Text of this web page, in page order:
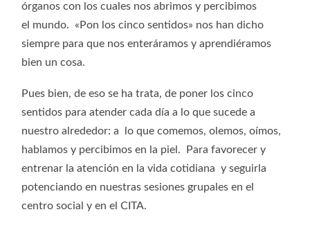
órganos con los cuales nos abrimos y percibimos
el mundo. «Pon los cinco sentidos» nos han dicho
siempre para que nos enteráramos y aprendiéramos
bien un cosa.
Pues bien, de eso se ha trata, de poner los cinco
sentidos para atender cada día a lo que sucede a
nuestro alrededor: a lo que comemos, olemos, oímos,
hablamos y percibimos en la piel. Para favorecer y
entrenar la atención en la vida cotidiana y seguirla
potenciando en nuestras sesiones grupales en el
centro social y en el CITA.